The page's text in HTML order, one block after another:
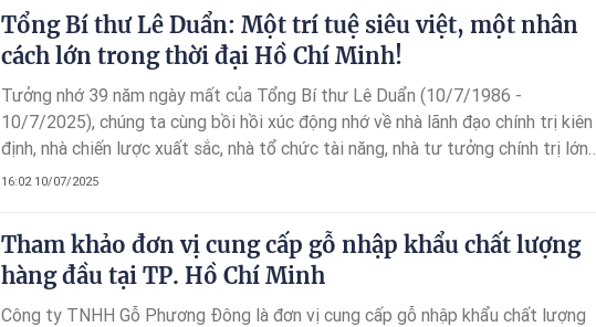
Tổng Bí thư Lê Duẩn: Một trí tuệ siêu việt, một nhân
cách lớn trong thời đại Hồ Chí Minh!
Tưởng nhớ 39 năm ngày mất của Tổng Bí thư Lê Duẩn (10/7/1986 -
10/7/2025), chúng ta cùng bồi hồi xúc động nhớ về nhà lãnh đạo chính trị kiên
định, nhà chiến lược xuất sắc, nhà tổ chức tài năng, nhà tư tưởng chính trị lớn
của Cách mạng Việt Nam.
16:02 10/07/2025
Tham khảo đơn vị cung cấp gỗ nhập khẩu chất lượng
hàng đầu tại TP. Hồ Chí Minh
Công ty TNHH Gỗ Phương Đông là đơn vị cung cấp gỗ nhập khẩu chất lượng